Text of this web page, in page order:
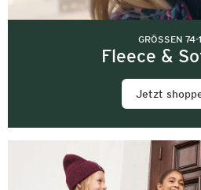
GRÖSSEN 74-
Fleece &
Jetzt